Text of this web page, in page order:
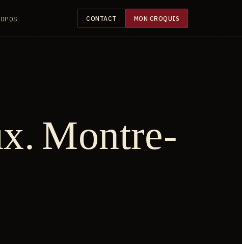
CONTACT MON CROQUIS
Montre-